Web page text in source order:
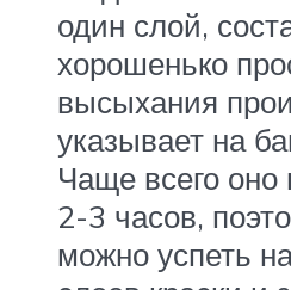
один слой,
хорошенько
высыхания
указывает на
Чаще всего
2-3 часов,
можно успеть